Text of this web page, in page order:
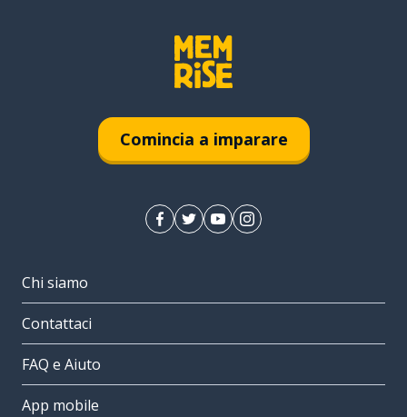
Comincia a imparare
Chi siamo
Contattaci
FAQ e Aiuto
App mobile